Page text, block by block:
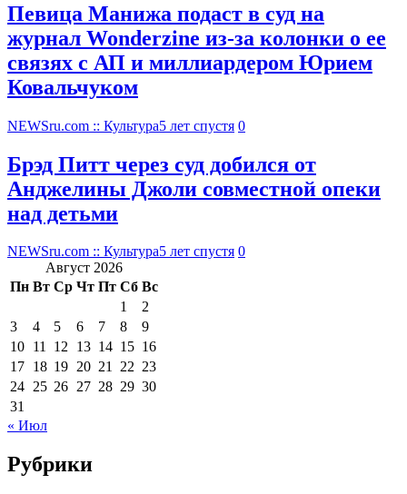
Певица Манижа подаст в суд на
журнал Wonderzine из-за колонки о ее
связях с АП и миллиардером Юрием
Ковальчуком
NEWSru.com :: Культура5 лет спустя 0
Брэд Питт через суд добился от
Анджелины Джоли совместной опеки
над детьми
NEWSru.com :: Культура5 лет спустя 0
Август 2026
Пн Вт Ср Чт Пт Сб Вс
1
2
3
4 5 6 7 8
9
10 11 12 13 14 15 16
17 18 19 20 21 22 23
24 25 26 27 28 29 30
31
« Июл
Рубрики